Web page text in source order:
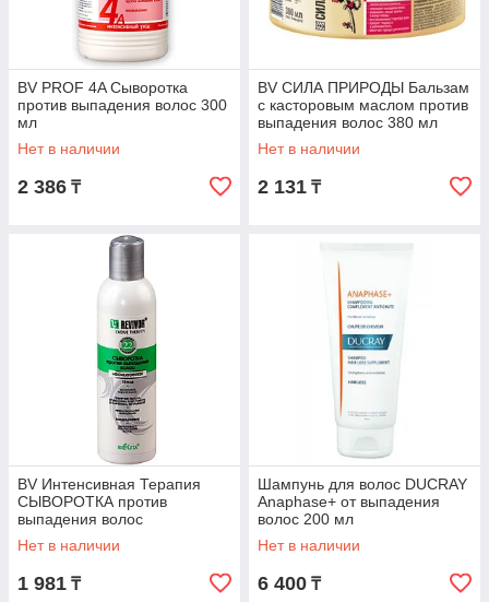
BV PROF 4A Сыворотка
против выпадения волос 300
мл
Нет в наличии
2 386 ₸
BV СИЛА ПРИРОДЫ Бальзам
с касторовым маслом против
выпадения волос 380 мл
Нет в наличии
2 131 ₸
BV Интенсивная Терапия
СЫВОРОТКА против
выпадения волос
несмываемая 200 мл
Нет в наличии
1 981 ₸
Шампунь для волос DUCRAY
Anaphase+ от выпадения
волос 200 мл
Нет в наличии
6 400 ₸